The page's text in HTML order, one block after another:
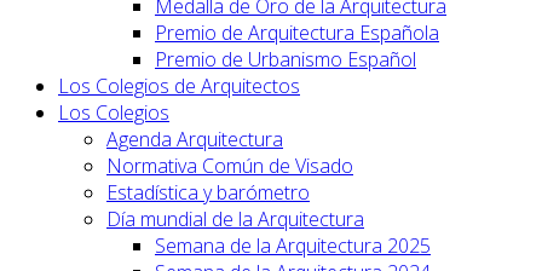
Medalla de Oro de la Arquitectura
Premio de Arquitectura Española
Premio de Urbanismo Español
Los Colegios de Arquitectos
Los Colegios
Agenda Arquitectura
Normativa Común de Visado
Estadística y barómetro
Día mundial de la Arquitectura
Semana de la Arquitectura 2025